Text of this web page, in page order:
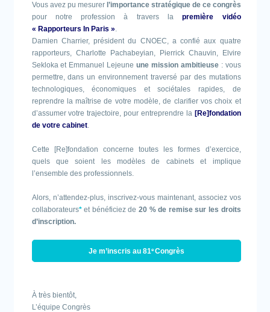
Vous avez pu mesurerl’importance stratégique de ce congrès
pour notre profession à travers lapremière vidéo
« Rapporteurs In Paris ».
Damien Charrier, président du CNOEC, a confié aux quatre
rapporteurs, Charlotte Pachabeyian, Pierrick Chauvin, Elvire
Sekloka et Emmanuel Lejeune une mission ambitieuse: vous
permettre, dans un environnement traversé par des mutations
technologiques, économiques et sociétales rapides, de
reprendre la maîtrise de votre modèle, de clarifier vos choix et
d’assumer votre trajectoire, pour entreprendre la [Re]fondation
de votre cabinet.
Cette [Re]fondation concerne toutes les formes d’exercice,
quels que soient les modèles de cabinets et implique
l’ensemble des professionnels.
Alors, n’attendez-plus, inscrivez-vous maintenant, associez vos
collaborateurs*et bénéficiez de 20 % de remise sur les droits
d’inscription.
Je m’inscris au 81eCongrès
À très bientôt,
L’équipe Congrès